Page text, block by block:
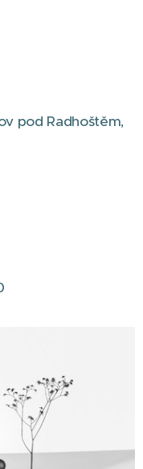
pod Radhoštěm,